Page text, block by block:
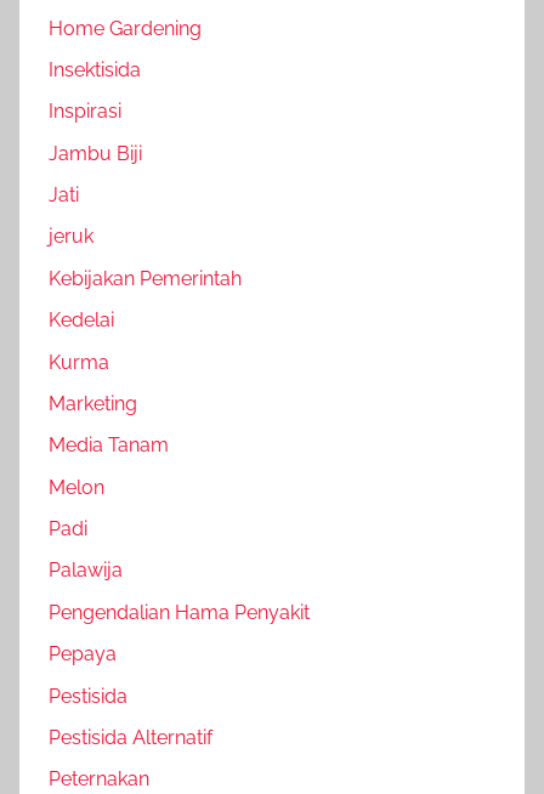
Home Gardening
Insektisida
Inspirasi
Jambu Biji
Jati
jeruk
Kebijakan Pemerintah
Kedelai
Kurma
Marketing
Media Tanam
Melon
Padi
Palawija
Pengendalian Hama Penyakit
Pepaya
Pestisida
Pestisida Alternatif
Peternakan